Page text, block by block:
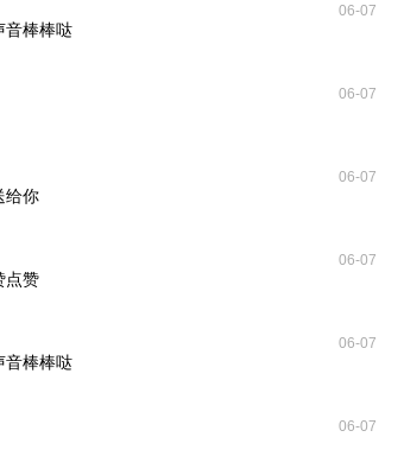
06-07
音棒棒哒
06-07
06-07
给你
06-07
点赞
06-07
音棒棒哒
06-07